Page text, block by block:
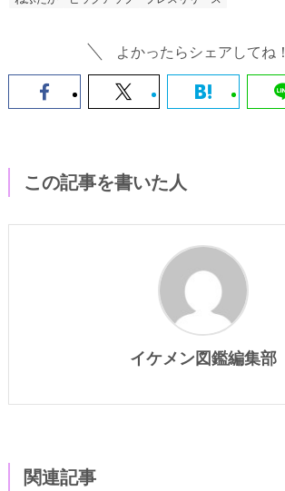
よかったらシェアしてね！
この記事を書いた人
イケメン図鑑編集部
関連記事